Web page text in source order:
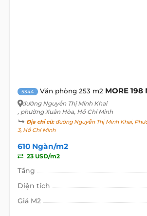
5344 Văn phòng 253 m2 MORE 198
đường Nguyễn Thị Minh Khai
, phường Xuân Hòa, Hồ Chí Minh
Địa chỉ cũ:đường Nguyễn Thị Minh Khai,
3, Hồ Chí Minh
610 Ngàn/m2
23 USD/m2
Tầng
Diện tích
Giá M2